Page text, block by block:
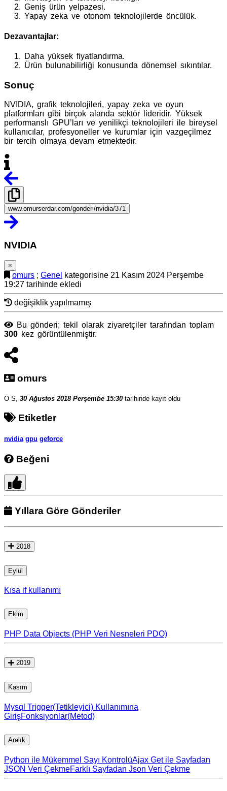
Geniş ürün yelpazesi.
Yapay zeka ve otonom teknolojilerde öncülük.
Dezavantajlar:
Daha yüksek fiyatlandırma.
Ürün bulunabilirliği konusunda dönemsel sıkıntılar.
Sonuç
NVIDIA, grafik teknolojileri, yapay zeka ve oyun
platformları gibi birçok alanda sektör lideridir. Yüksek
performanslı GPU’ları ve yenilikçi teknolojileri ile bireysel
kullanıcılar, profesyoneller ve kurumlar için vazgeçilmez
bir tercih olmaya devam etmektedir.
www.omurserdar.com/gonderi/nvidia/371
NVIDIA
×
omurs ; Genel kategorisine 21 Kasım 2024 Perşembe
19:27 tarihinde ekledi
değişiklik yapılmamış
Bu gönderi; tekil olarak ziyaretçiler tarafından toplam
300 kez görüntülenmiştir.
omurs
Ö S, 30 Ağustos 2018 Perşembe 15:30 tarihinde kayıt oldu
Etiketler
nvidia gpu geforce
Beğeni
Yıllara Göre Gönderiler
2018
Eylül
Kısa if kullanımı
Ekim
PHP Data Objects (PHP Veri Nesneleri PDO)
2019
Kasım
Mysql Trigger(Tetikleyici) Kullanımına
GirişFonksiyonlar(Metod)
Aralık
Python ile Mükemmel Sayı KontrolüAjax Get ile Sayfadan
JSON Veri ÇekmeFarklı Sayfadan Json Veri Çekme